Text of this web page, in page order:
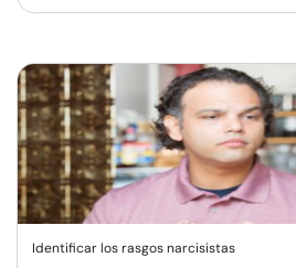
Identificar los rasgos narcisistas